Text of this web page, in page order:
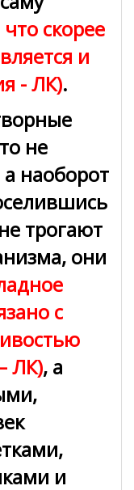
скорее
и
- ЛК).
не
наоборот
трогают
они
с
ЛК), а
и